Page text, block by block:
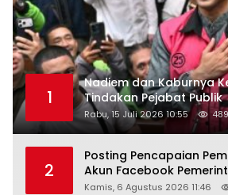
1
Nadiem dan Kaburnya
Tindakan Pejabat Publik
Rabu, 15 Juli 2026 10:55 489
2
Posting Pencapaian
Akun Facebook
Rembang “Dirujak”
Kamis, 6 Agustus 2026 11:46